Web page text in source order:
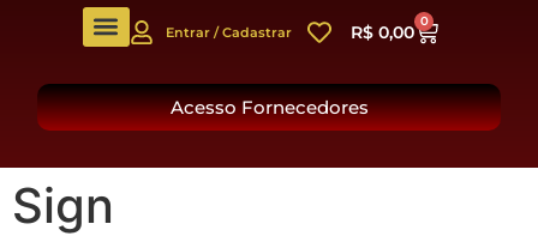
Entrar / Cadastrar R$ 0,00
0
Acesso Fornecedores
Sign